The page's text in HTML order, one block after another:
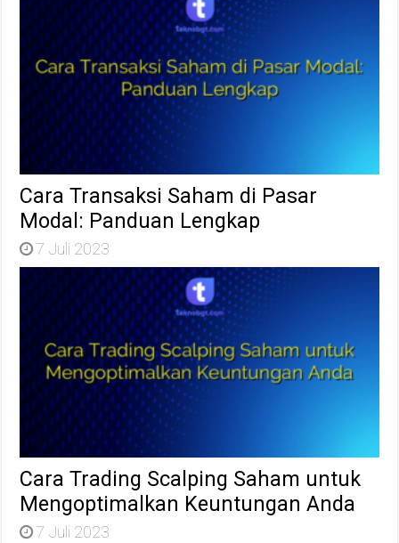
Cara Transaksi Saham di Pasar
Modal: Panduan Lengkap
7 Juli 2023
Cara Trading Scalping Saham untuk
Mengoptimalkan Keuntungan Anda
7 Juli 2023